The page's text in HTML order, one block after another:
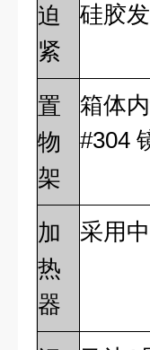
迫
紧
硅胶
置
物
架
箱体
#304
加
热
器
采用